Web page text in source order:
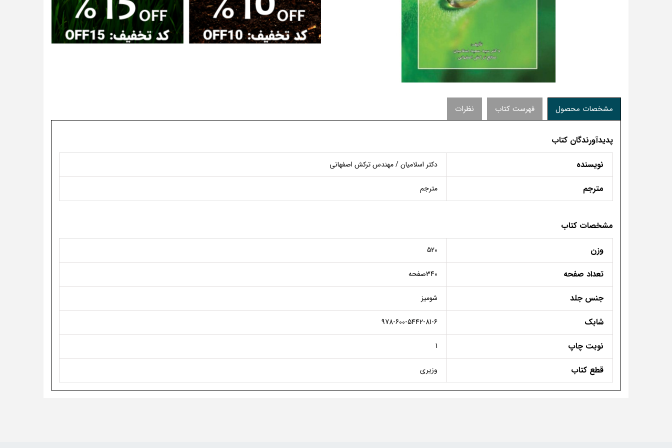
مشخصات محصول فهرست کتاب نظرات
پدیدآورندگان کتاب
نویسنده
دکتر اسلامیان / مهندس ترکش اصفهانی
مترجم مترجم
مشخصات کتاب
وزن
520
تعداد صفحه 340صفحه
جنس جلد شومیز
شابک 978-600-5442-81-6
نوبت چاپ 1
قطع کتاب وزیری